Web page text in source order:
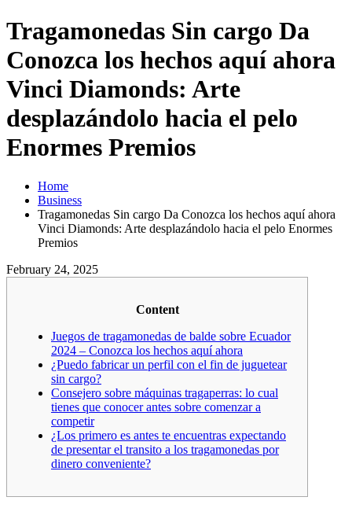
Tragamonedas Sin cargo Da
Conozca los hechos aquí ahora
Vinci Diamonds: Arte
desplazándolo hacia el pelo
Enormes Premios
Home
Business
Tragamonedas Sin cargo Da Conozca los hechos aquí ahora
Vinci Diamonds: Arte desplazándolo hacia el pelo Enormes
Premios
February 24, 2025
Content
Juegos de tragamonedas de balde sobre Ecuador
2024 – Conozca los hechos aquí ahora
¿Puedo fabricar un perfil con el fin de juguetear
sin cargo?
Consejero sobre máquinas tragaperras: lo cual
tienes que conocer antes sobre comenzar a
competir
¿Los primero es antes te encuentras expectando
de presentar el transito a los tragamonedas por
dinero conveniente?